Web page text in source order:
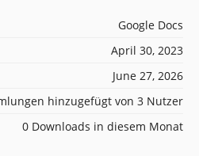
Google Docs
April 30, 2023
June 27, 2026
hinzugefügt von 3 Nutzer
0 Downloads in diesem Monat